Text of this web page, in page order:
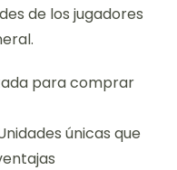
de los jugadores
para comprar
únicas que